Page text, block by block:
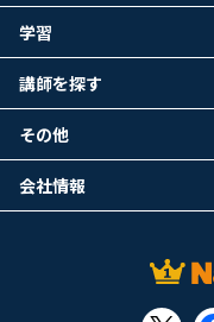
学習
講師を探す
その他
会社情報